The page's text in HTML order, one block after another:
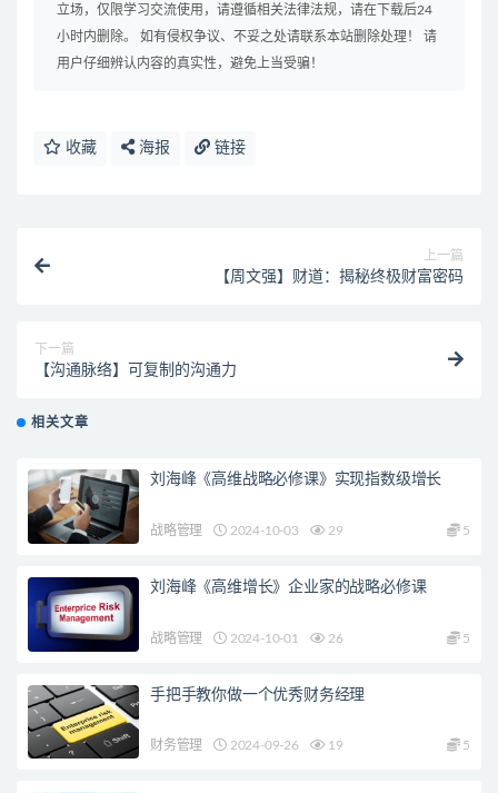
立场，仅限学习交流使用，请遵循相关法律法规，请在下载后24
小时内删除。 如有侵权争议、不妥之处请联系本站删除处理！ 请
用户仔细辨认内容的真实性，避免上当受骗！
收藏 海报 链接
上一篇
【周文强】财道：揭秘终极财富密码
下一篇
【沟通脉络】可复制的沟通力
相关文章
刘海峰《高维战略必修课》实现指数级增长
战略管理 2024-10-03 29 5
刘海峰《高维增长》企业家的战略必修课
战略管理 2024-10-01 26 5
手把手教你做一个优秀财务经理
财务管理 2024-09-26 19 5